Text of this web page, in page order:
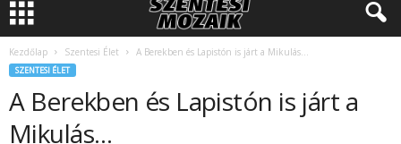
Kezdőlap Szentesi Élet A Berekben és Lapistón is járt a Mikulás…
SZENTESI ÉLET
A Berekben és Lapistón is járt a
Mikulás…